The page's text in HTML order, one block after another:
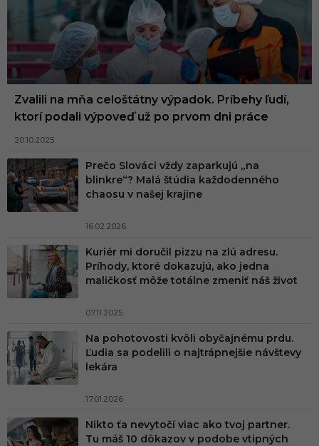
Zvalili na mňa celoštátny výpadok. Príbehy ľudí,
ktorí podali výpoveď už po prvom dni práce
20.10.2025
Prečo Slováci vždy zaparkujú „na
blinkre“? Malá štúdia každodenného
chaosu v našej krajine
16.02.2026
Kuriér mi doručil pizzu na zlú adresu.
Príhody, ktoré dokazujú, ako jedna
maličkosť môže totálne zmeniť náš život
07.11.2025
Na pohotovosti kvôli obyčajnému prdu.
Ľudia sa podelili o najtrápnejšie návštevy
lekára
17.01.2026
Nikto ťa nevytočí viac ako tvoj partner.
Tu máš 10 dôkazov v podobe vtipných